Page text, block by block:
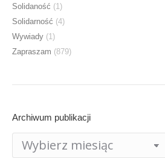
Solidaność (1)
Solidarność (4)
Wywiady (1)
Zapraszam (879)
Archiwum publikacji
publikacji